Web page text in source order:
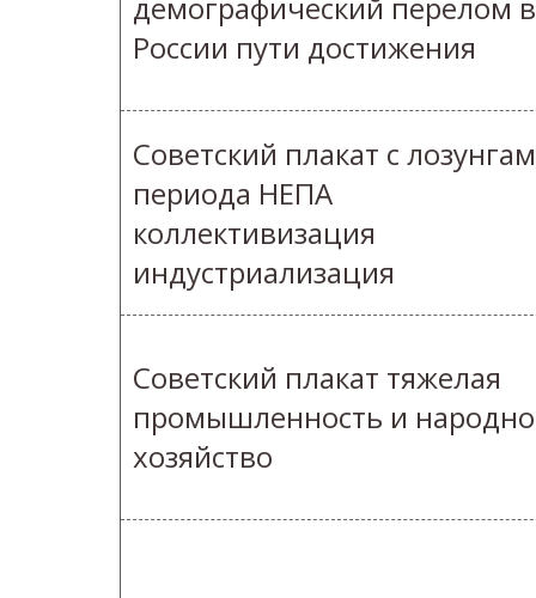
демографический перелом в
России пути достижения
Советский плакат с
периода НЕПА
коллективизация
индустриализация
Советский плакат тяжелая
промышленность и
хозяйство